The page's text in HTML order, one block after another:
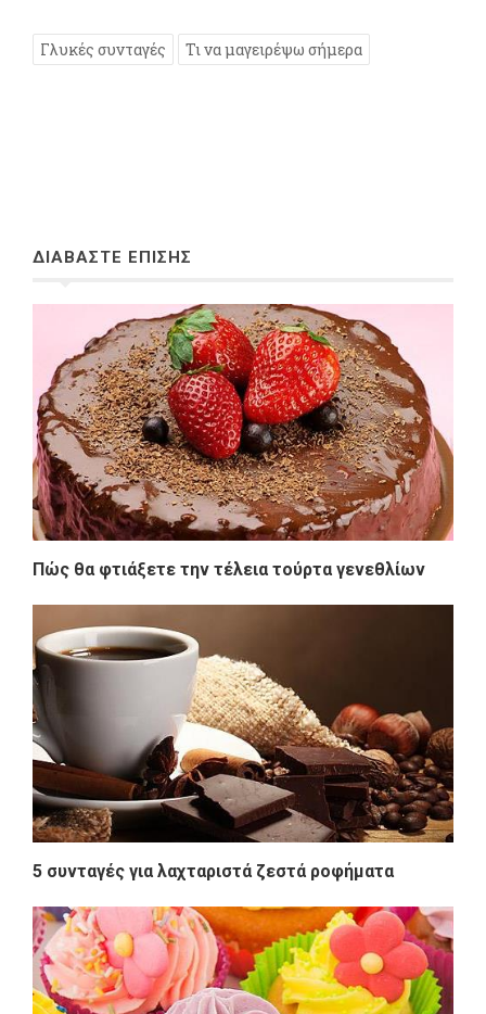
Γλυκές συνταγές Τι να μαγειρέψω σήμερα
ΔΙΑΒΑΣΤΕ ΕΠΙΣΗΣ
Πώς θα φτιάξετε την τέλεια τούρτα γενεθλίων
5 συνταγές για λαχταριστά ζεστά ροφήματα